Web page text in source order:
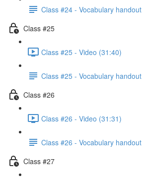
Class #24 - Vocabulary handout
Class #25
Class #25 - Video (31:40)
Class #25 - Vocabulary handout
Class #26
Class #26 - Video (31:31)
Class #26 - Vocabulary handout
Class #27